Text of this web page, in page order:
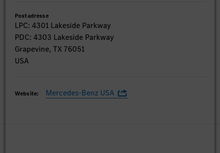
Postadresse
LPC: 4301 Lakeside Parkway
PDC: 4303 Lakeside Parkway
Grapevine, TX 76051
USA
Website: Mercedes-Benz USA